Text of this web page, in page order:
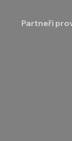
Partneři